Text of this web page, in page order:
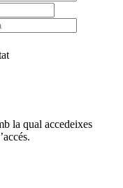
la qual accedeixes